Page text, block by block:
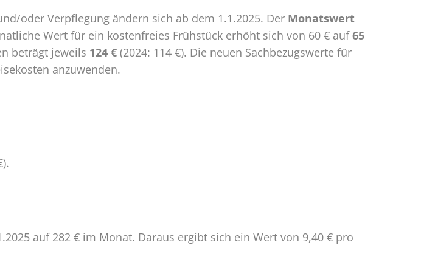
oder Verpflegung ändern sich ab dem 1.1.2025. Der Monatswert
Wert für ein kostenfreies Frühstück erhöht sich von 60 € auf65
beträgt jeweils 124 € (2024: 114 €). Die neuen Sachbezugswerte für
anzuwenden.
auf 282 € im Monat. Daraus ergibt sich ein Wert von 9,40 € pro